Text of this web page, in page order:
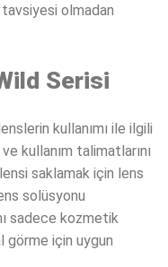
olmadan
Serisi
kullanımı ile ilgili
kullanım talimatlarını
saklamak için lens
solüsyonu
sadece kozmetik
görme için uygun